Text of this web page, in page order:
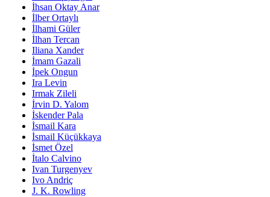
İhsan Oktay Anar
İlber Ortaylı
İlhami Güler
İlhan Tercan
Iliana Xander
İmam Gazali
İpek Ongun
Ira Levin
Irmak Zileli
İrvin D. Yalom
İskender Pala
İsmail Kara
İsmail Küçükkaya
İsmet Özel
İtalo Calvino
Ivan Turgenyev
Ivo Andriç
J. K. Rowling